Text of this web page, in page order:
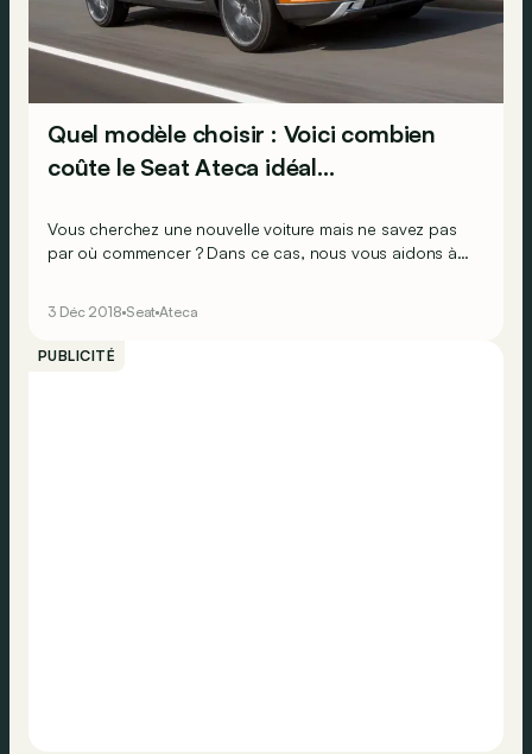
Quel modèle choisir : Voici combien
coûte le Seat Ateca idéal…
Vous cherchez une nouvelle voiture mais ne savez pas
par où commencer ? Dans ce cas, nous vous aidons à
l'Ateca.
3 Déc 2018 Seat Ateca
PUBLICITÉ